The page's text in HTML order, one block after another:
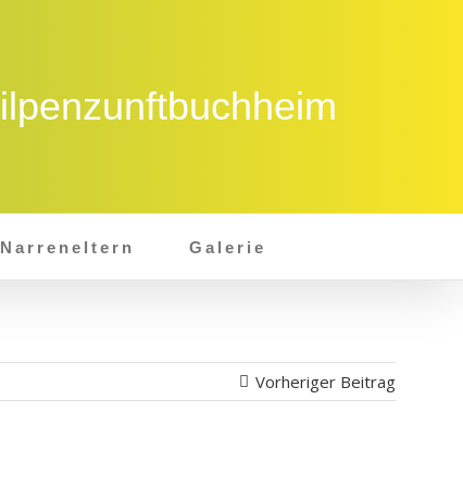
Narreneltern Galerie
Vorheriger Beitrag